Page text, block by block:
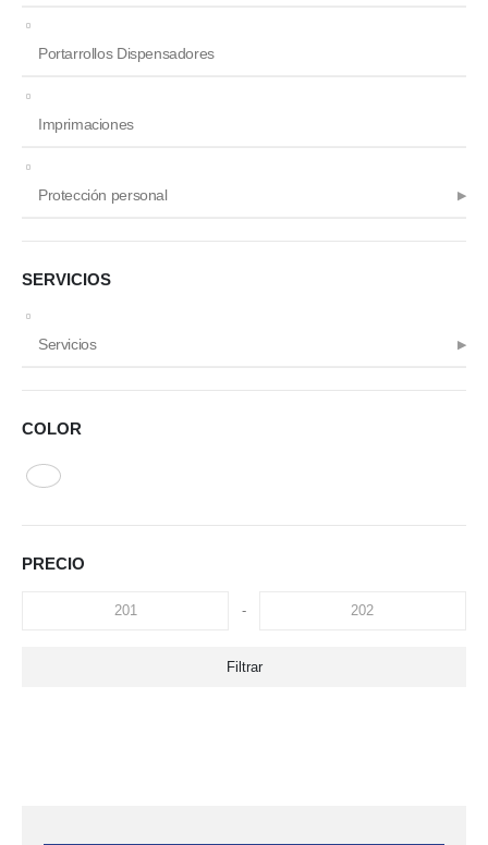
Portarrollos Dispensadores
Imprimaciones
Protección personal
SERVICIOS
Servicios
COLOR
PRECIO
-
Filtrar